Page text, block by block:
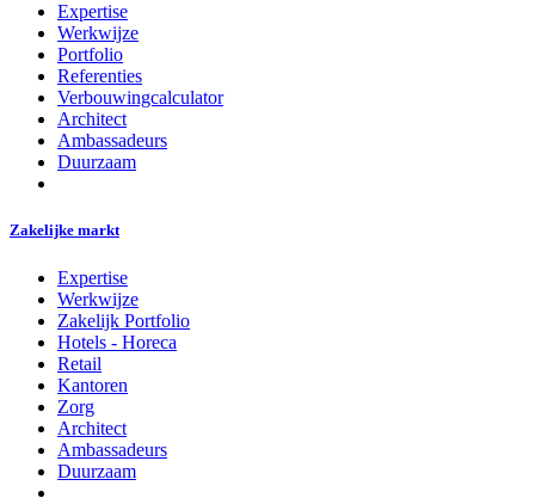
Expertise
Werkwijze
Portfolio
Referenties
Verbouwingcalculator
Architect
Ambassadeurs
Duurzaam
Zakelijke markt
Expertise
Werkwijze
Zakelijk Portfolio
Hotels - Horeca
Retail
Kantoren
Zorg
Architect
Ambassadeurs
Duurzaam